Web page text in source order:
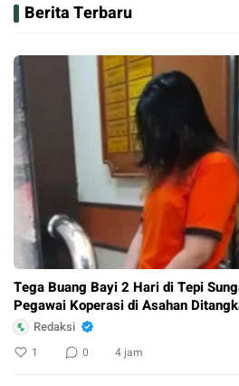
Berita Terbaru
Tega Buang Bayi 2 Hari di Tepi
Pegawai Koperasi di Asahan
Redaksi
1 0 4 jam